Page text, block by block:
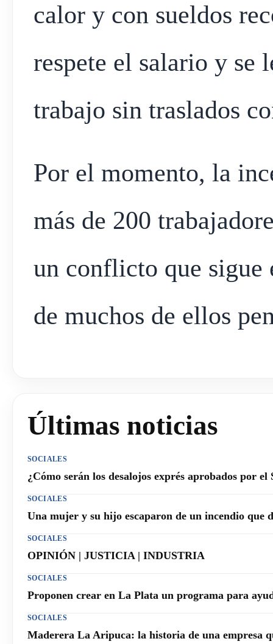
calor y con sueldos
respete el salario y se
trabajo sin traslados
Por el momento, la
más de 200
un conflicto que sigue
de muchos de ellos
Últimas noticias
SOCIALES
¿Cómo serán los desalojos exprés aprobados por el
SOCIALES
Una mujer y su hijo escaparon de un incendio que
SOCIALES
OPINIÓN | JUSTICIA | INDUSTRIA
SOCIALES
Proponen crear en La Plata un programa para
SOCIALES
Maderera La Aripuca: la historia de una empresa